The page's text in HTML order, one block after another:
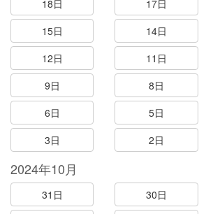
18日
17日
15日
14日
12日
11日
9日
8日
6日
5日
3日
2日
2024年10月
31日 30日